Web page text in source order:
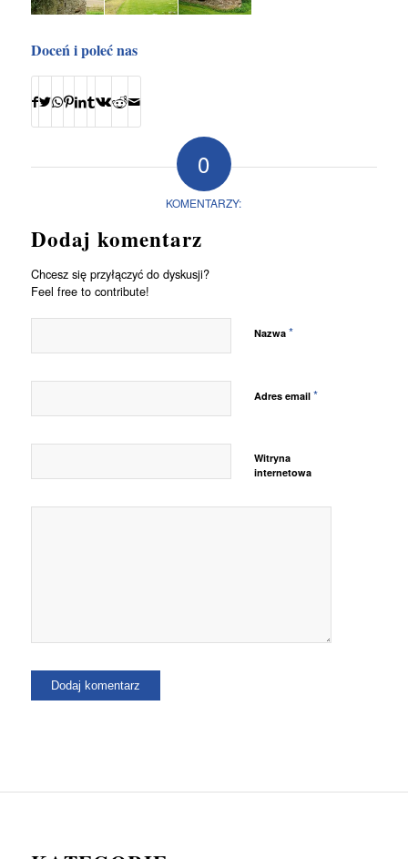
Doceń i poleć nas
0
KOMENTARZY:
Dodaj komentarz
Chcesz się przyłączyć do dyskusji?
Feel free to contribute!
Nazwa *
Adres email *
Witryna
internetowa